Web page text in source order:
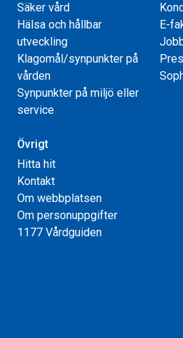
Säker vård
Hälsa och hållbar
utveckling
Klagomål/synpunkter på
vården
Synpunkter på miljö eller
service
E-
Övrigt
Hitta hit
Kontakt
Om webbplatsen
Om personuppgifter
1177 Vårdguiden